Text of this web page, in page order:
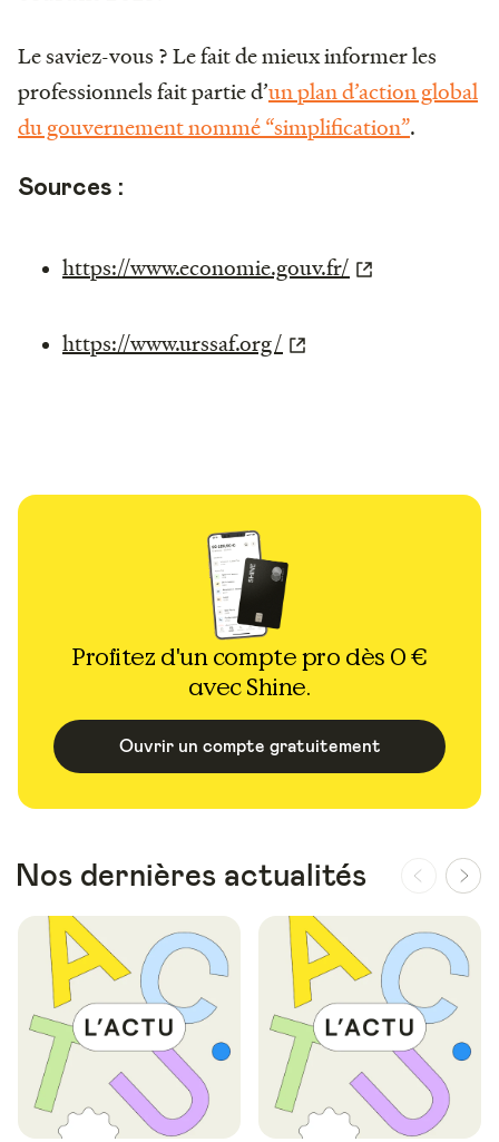
Le saviez-vous ? Le fait de mieux informer les
professionnels fait partie d’un plan d’action global
du gouvernement nommé “simplification”.
Sources :
https://www.economie.gouv.fr/
https://www.urssaf.org/
Profitez d'un compte pro dès 0 €
avec Shine.
Ouvrir un compte gratuitement
Nos dernières actualités